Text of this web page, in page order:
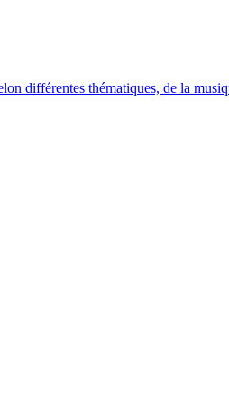
différentes thématiques, de la